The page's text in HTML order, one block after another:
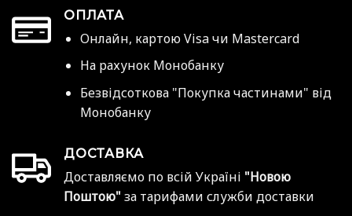
ОПЛАТА
Онлайн, картою Visa чи Mastercard
На рахунок Монобанку
Безвідсоткова "Покупка частинами" від
Монобанку
ДОСТАВКА
Доставляємо по всій Україні "Новою
Поштою" за тарифами служби доставки